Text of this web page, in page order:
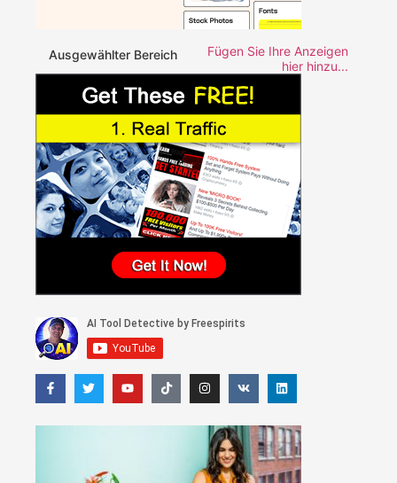
Ausgewählter Bereich
Fügen Sie Ihre Anzeigen
hier hinzu...